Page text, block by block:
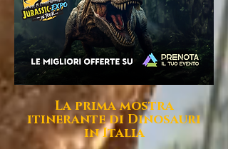
La prima mostra
itinerante di Dinosauri
in Italia